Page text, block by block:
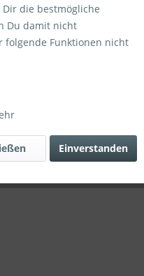
inkl. MwSt.
Sofort
Dir die bestmögliche
Du damit nicht
folgende Funktionen nicht
Einverstanden